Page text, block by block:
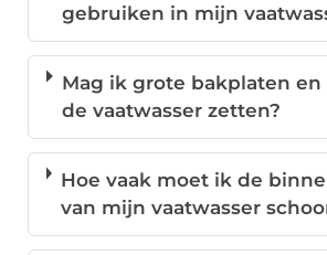
gebruiken in mijn
Mag ik grote bakplaten
de vaatwasser zetten?
Hoe vaak moet ik de
van mijn vaatwasser